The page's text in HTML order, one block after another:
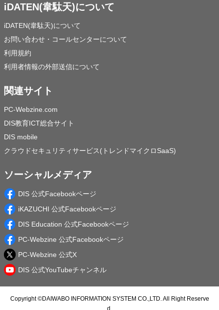
iDATEN(韋駄天)について
iDATEN(韋駄天)について
お問い合わせ・コールセンターについて
利用規約
利用者情報の外部送信について
関連サイト
PC-Webzine.com
DIS教育ICT総合サイト
DIS mobile
クラウドセキュリティサービス(トレンドマイクロSaaS)
ソーシャルメディア
DIS 公式Facebookページ
iKAZUCHI 公式Facebookページ
DIS Education 公式Facebookページ
PC-Webzine 公式Facebookページ
PC-Webzine 公式X
DIS 公式YouTubeチャンネル
Copyright ©DAIWABO INFORMATION SYSTEM CO.,LTD. All Right Reserve
d.